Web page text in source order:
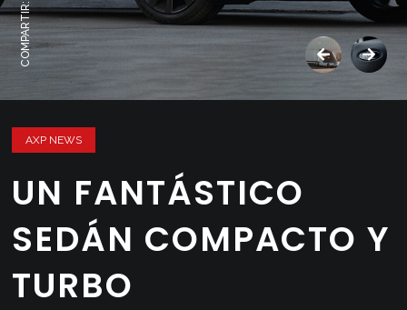
COMPARTIR:
AXP NEWS
UN FANTÁSTICO
SEDÁN COMPACTO Y
TURBO